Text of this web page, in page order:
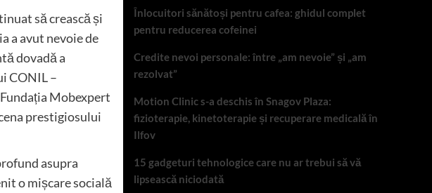
să crească și
a avut nevoie de
dovadă a
CONIL –
Mobexpert
prestigiosului
asupra
o mișcare socială
Înlocuitori sănătoși pentru cafea: ghidul complet
pentru reducerea cofeinei
Credite nevoi personale: între „am nevoie” și „am
rezolvat”
Motion Clinic s-a deschis în Snagov Plaza:
fizioterapie, kinetoterapie și recuperare medicală în
Ilfov
15 gadgeturi tehnologice care nu ar trebui să vă
lipsească niciodată